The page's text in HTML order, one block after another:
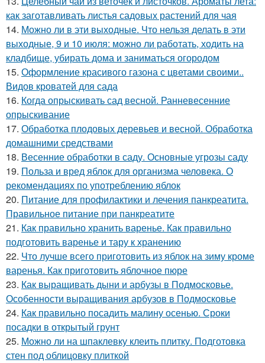
как заготавливать листья садовых растений для чая
14. Можно ли в эти выходные. Что нельзя делать в эти
выходные, 9 и 10 июля: можно ли работать, ходить на
кладбище, убирать дома и заниматься огородом
15. Оформление красивого газона с цветами своими..
Видов кроватей для сада
16. Когда опрыскивать сад весной. Ранневесенние
опрыскивание
17. Обработка плодовых деревьев и весной. Обработка
домашними средствами
18. Весенние обработки в саду. Основные угрозы саду
19. Польза и вред яблок для организма человека. О
рекомендациях по употреблению яблок
20. Питание для профилактики и лечения панкреатита.
Правильное питание при панкреатите
21. Как правильно хранить варенье. Как правильно
подготовить варенье и тару к хранению
22. Что лучше всего приготовить из яблок на зиму кроме
варенья. Как приготовить яблочное пюре
23. Как выращивать дыни и арбузы в Подмосковье.
Особенности выращивания арбузов в Подмосковье
24. Как правильно посадить малину осенью. Сроки
посадки в открытый грунт
25. Можно ли на шпаклевку клеить плитку. Подготовка
стен под облицовку плиткой